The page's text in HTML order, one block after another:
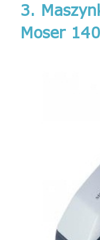
3.
Moser